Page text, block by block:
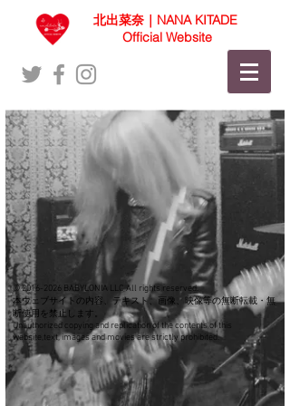
北出菜奈｜NANA KITADE
Official Website
©2016-2026 BABYLONIA LLC All rights reserved.
本ウェブサイトの内容、テキスト、画像、映像等の無断転載・無
断使用を禁止します。
Unauthorized copying and replication of the contents of this
website,text, images and movies are strictly prohibited.